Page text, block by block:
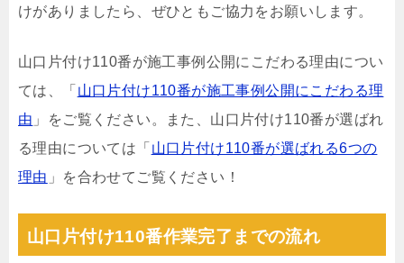
けがありましたら、ぜひともご協力をお願いします。
山口片付け110番が施工事例公開にこだわる理由につい
ては、「 山口片付け110番が施工事例公開にこだわる理
由 」をご覧ください。また、山口片付け110番が選ばれ
る理由については「 山口片付け110番が選ばれる6つの
理由 」を合わせてご覧ください！
山口片付け110番作業完了までの流れ